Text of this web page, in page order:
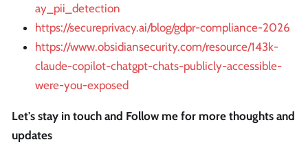
ay_pii_detection
https://secureprivacy.ai/blog/gdpr-compliance-2026
https://www.obsidiansecurity.com/resource/143k-
claude-copilot-chatgpt-chats-publicly-accessible-
were-you-exposed
Let's stay in touch and Follow me for more thoughts and
updates